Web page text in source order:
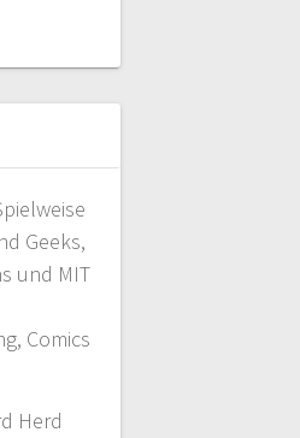
Geeks,
und MIT
Comics
Herd